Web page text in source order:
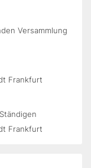
Versammlung
Frankfurt
Frankfurt